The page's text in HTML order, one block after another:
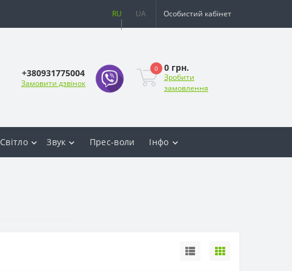
UA Особистий кабінет
+380931775004
Замовити дзвінок
0 0 грн.
Зробити
замовлення
Світло Звук Прес-воли Інфо